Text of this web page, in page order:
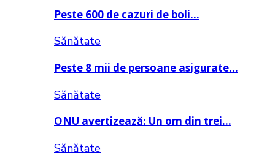
Peste 600 de cazuri de boli…
Sănătate
Peste 8 mii de persoane asigurate…
Sănătate
ONU avertizează: Un om din trei…
Sănătate